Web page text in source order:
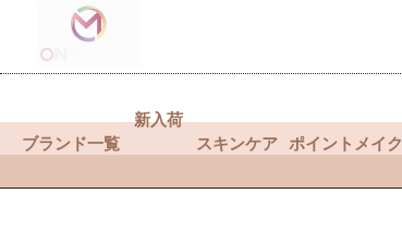
ブランド一覧
新入荷
スキンケア ポイントメイク